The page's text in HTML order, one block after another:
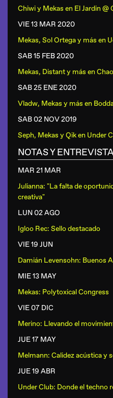
Chiwi y Mekas en El Jardin @
VIE 13 MAR 2020
Mekas, Sol Ortega y más en
SAB 15 FEB2020
Mekas, Distant y más en
SAB 25 ENE2020
Vladw, Mekas y más en
SAB 02 NOV2019
Seph, Mekas y Qiken Under
NOTAS Y
MAR 21 MAR
Julianna: "La falta de
creativa"
LUN 02 AGO
Igloo Rec: Sello destacado
VIE 19 JUN
Damián Levensohn: Buenos
MIE 13 MAY
Mekas: Polytoxical Congress
VIE 07 DIC
Merino: Llevando el
JUE 17 MAY
Melmann: Calidez acústica y
JUE 19 ABR
Under Club: Donde el techno